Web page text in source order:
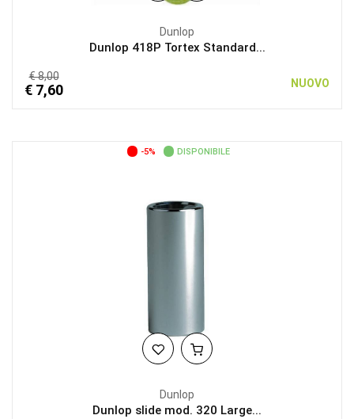
Dunlop
Dunlop 418P Tortex Standard...
€ 8,00
€ 7,60 NUOVO
-5% DISPONIBILE
Dunlop
Dunlop slide mod. 320 Large...